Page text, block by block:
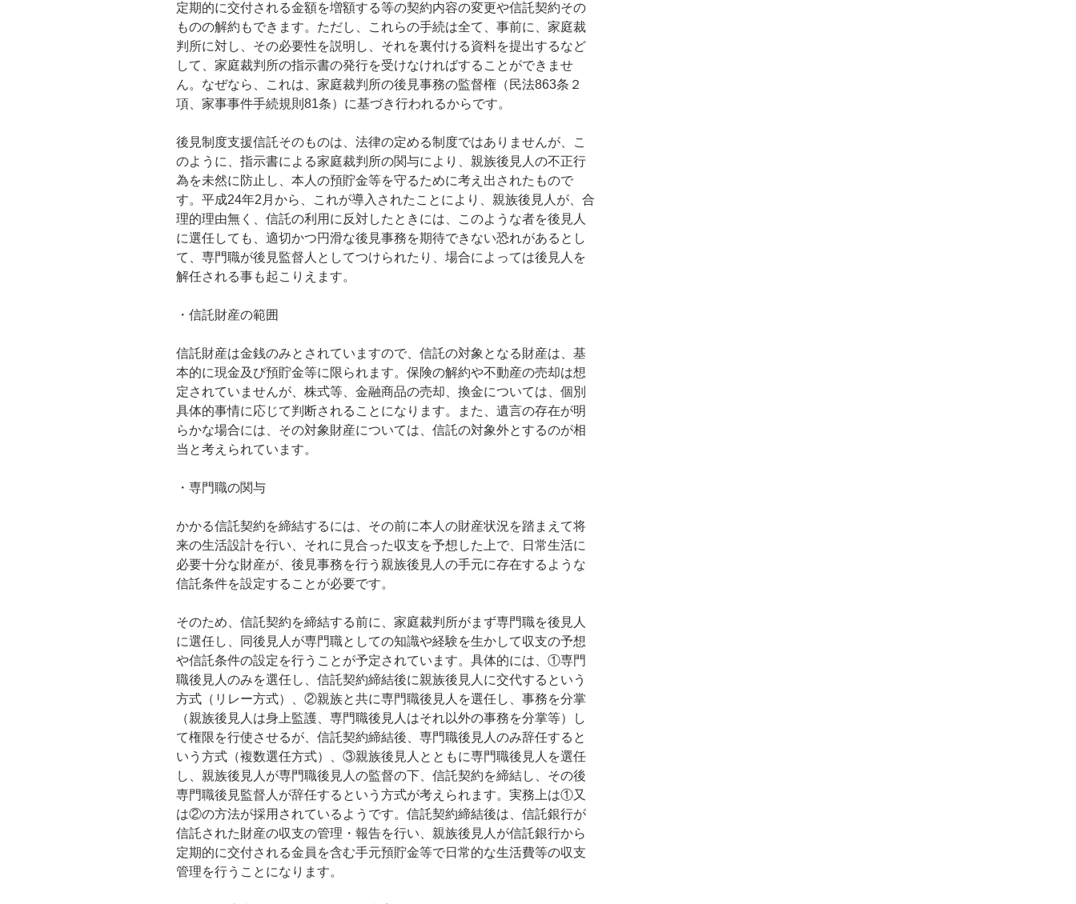
定期的に交付される金額を増額する等の契約内容の変更や信託契約その
ものの解約もできます。ただし、これらの手続は全て、事前に、家庭裁
判所に対し、その必要性を説明し、それを裏付ける資料を提出するなど
して、家庭裁判所の指示書の発行を受けなければすることができませ
ん。なぜなら、これは、家庭裁判所の後見事務の監督権（民法863条２
項、家事事件手続規則81条）に基づき行われるからです。
後見制度支援信託そのものは、法律の定める制度ではありませんが、こ
のように、指示書による家庭裁判所の関与により、親族後見人の不正行
為を未然に防止し、本人の預貯金等を守るために考え出されたもので
す。平成24年2月から、これが導入されたことにより、親族後見人が、合
理的理由無く、信託の利用に反対したときには、このような者を後見人
に選任しても、適切かつ円滑な後見事務を期待できない恐れがあるとし
て、専門職が後見監督人としてつけられたり、場合によっては後見人を
解任される事も起こりえます。
・信託財産の範囲
信託財産は金銭のみとされていますので、信託の対象となる財産は、基
本的に現金及び預貯金等に限られます。保険の解約や不動産の売却は想
定されていませんが、株式等、金融商品の売却、換金については、個別
具体的事情に応じて判断されることになります。また、遺言の存在が明
らかな場合には、その対象財産については、信託の対象外とするのが相
当と考えられています。
・専門職の関与
かかる信託契約を締結するには、その前に本人の財産状況を踏まえて将
来の生活設計を行い、それに見合った収支を予想した上で、日常生活に
必要十分な財産が、後見事務を行う親族後見人の手元に存在するような
信託条件を設定することが必要です。
そのため、信託契約を締結する前に、家庭裁判所がまず専門職を後見人
に選任し、同後見人が専門職としての知識や経験を生かして収支の予想
や信託条件の設定を行うことが予定されています。具体的には、①専門
職後見人のみを選任し、信託契約締結後に親族後見人に交代するという
方式（リレー方式）、②親族と共に専門職後見人を選任し、事務を分掌
（親族後見人は身上監護、専門職後見人はそれ以外の事務を分掌等）し
て権限を行使させるが、信託契約締結後、専門職後見人のみ辞任すると
いう方式（複数選任方式）、③親族後見人とともに専門職後見人を選任
し、親族後見人が専門職後見人の監督の下、信託契約を締結し、その後
専門職後見監督人が辞任するという方式が考えられます。実務上は①又
は②の方法が採用されているようです。信託契約締結後は、信託銀行が
信託された財産の収支の管理・報告を行い、親族後見人が信託銀行から
定期的に交付される金員を含む手元預貯金等で日常的な生活費等の収支
管理を行うことになります。